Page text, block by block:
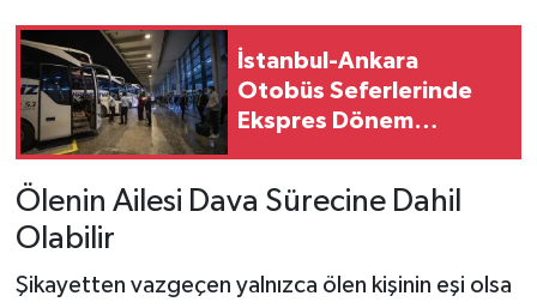
İstanbul-Ankara
Otobüs Seferlerinde
Ekspres Dönem
Ölenin Ailesi Dava Sürecine Dahil
Olabilir
Şikayetten vazgeçen yalnızca ölen kişinin eşi olsa